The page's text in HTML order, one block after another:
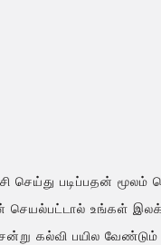
படிப்பதன் மூலம்
செயல்பட்டால் உங்கள்
கல்வி பயில